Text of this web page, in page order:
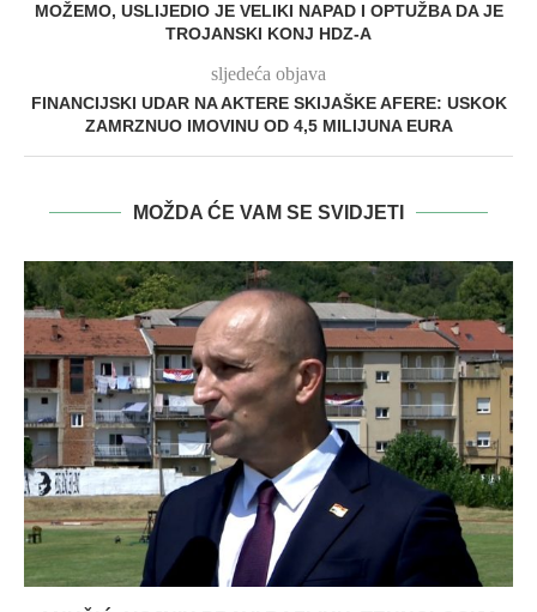
MOŽEMO, USLIJEDIO JE VELIKI NAPAD I OPTUŽBA DA JE
TROJANSKI KONJ HDZ-A
sljedeća objava
FINANCIJSKI UDAR NA AKTERE SKIJAŠKE AFERE: USKOK
ZAMRZNUO IMOVINU OD 4,5 MILIJUNA EURA
MOŽDA ĆE VAM SE SVIDJETI